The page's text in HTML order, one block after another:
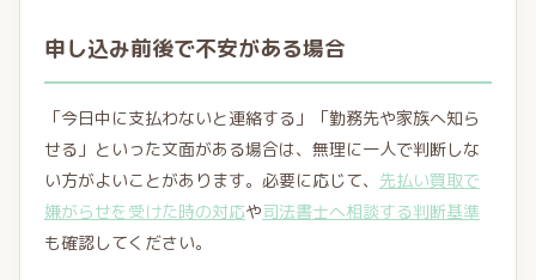
申し込み前後で不安がある場合
「今日中に支払わないと連絡する」「勤務先や家族へ知ら
せる」といった文面がある場合は、無理に一人で判断しな
い方がよいことがあります。必要に応じて、 先払い買取で
嫌がらせを受けた時の対応や司法書士へ相談する判断基準
も確認してください。